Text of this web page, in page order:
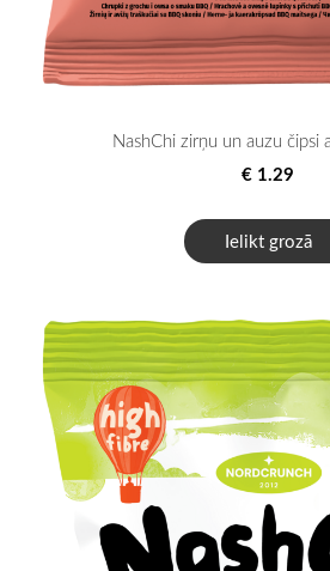
NashChi zirņu un auzu čipsi
€ 1.29
Ielikt grozā